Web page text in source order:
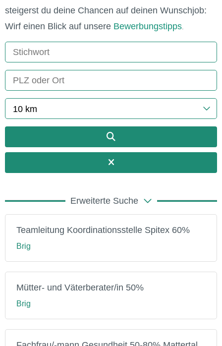
steigerst du deine Chancen auf deinen Wunschjob:
Wirf einen Blick auf unsere Bewerbungstipps.
10 km
Erweiterte Suche
Teamleitung Koordinationsstelle Spitex 60%
Brig
Mütter- und Väterberater/in 50%
Brig